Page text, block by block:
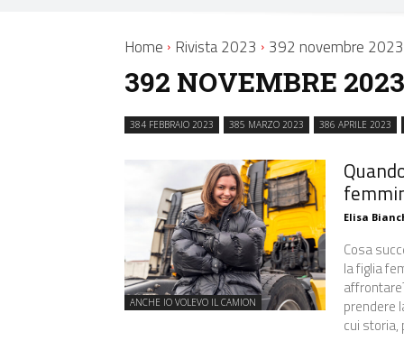
Home Rivista 2023 392 novembre 2023
392 NOVEMBRE 2023
384 FEBBRAIO 2023 385 MARZO 2023 386 APRILE 2023
ANCHE IO VOLEVO IL CAMION
Elisa
Cosa
la figlia
prendere
cui